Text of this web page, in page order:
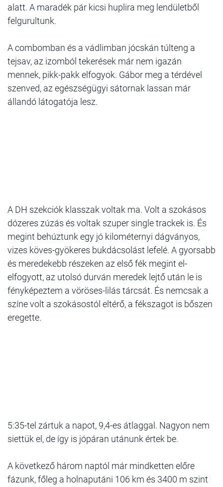
alatt. A maradék pár kicsi huplira meg lendületből
felgurultunk.
A combomban és a vádlimban jócskán túlteng a
tejsav, az izomból tekerések már nem igazán
mennek, pikk-pakk elfogyok. Gábor meg a térdével
szenved, az egészségügyi sátornak lassan már
állandó látogatója lesz.
A DH szekciók klasszak voltak ma. Volt a szokásos
dózeres zúzás és voltak szuper single trackek is. És
megint behúztunk egy jó kilométernyi dágványos,
vizes köves-gyökeres bukdácsolást lefelé. A gyorsabb
és meredekebb részeken az első fék megint el-
elfogyott, az utolsó durván meredek lejtő után le is
fényképeztem a vöröses-lilás tárcsát. És nemcsak a
színe volt a szokásostól eltérő, a fékszagot is bőszen
eregette.
5:35-tel zártuk a napot, 9,4-es átlaggal. Nagyon nem
siettük el, de így is jópáran utánunk értek be.
A következő három naptól már mindketten előre
fázunk, főleg a holnaputáni 106 km és 3400 m szint